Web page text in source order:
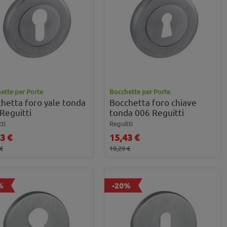
per Porte
foro yale tonda
€
Bocchette per Porte
Bocchetta foro chiave
tonda 006 Reguitti
Reguitti
15,43 €
19,29 €
-20%